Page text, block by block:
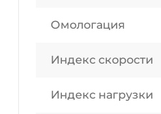
Омологация
Индекс скорости
Индекс нагрузки